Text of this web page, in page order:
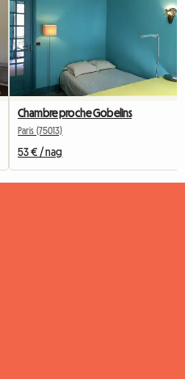
Chambre proche Gobelins
Paris (75013)
53 € / nag